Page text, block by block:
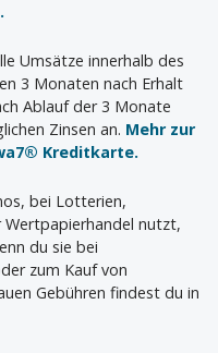
Umsätze innerhalb des
3 Monaten nach Erhalt
Ablauf der 3 Monate
Zinsen an. Mehr zur
Kreditkarte.
bei Lotterien,
nutzt,
du sie bei
zum Kauf von
Gebühren findest du in